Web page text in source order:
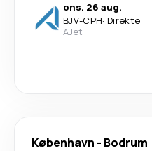
ons. 26 aug.
BJV-CPH· Direkte
AJet
København - Bodrum